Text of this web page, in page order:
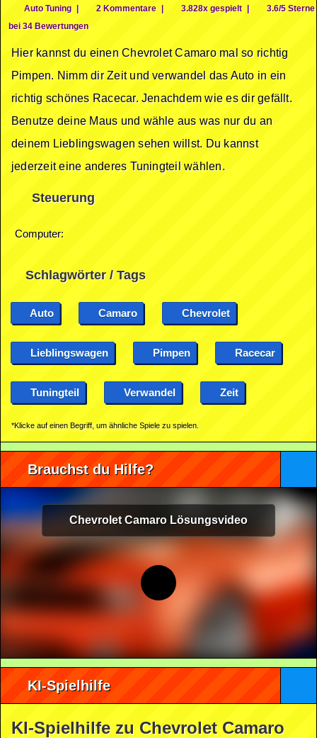
Auto Tuning | 2 Kommentare | 3.828x gespielt |
3.6/5 Sterne
bei 34 Bewertungen
Hier kannst du einen Chevrolet Camaro mal so richtig
Pimpen. Nimm dir Zeit und verwandel das Auto in ein
richtig schönes Racecar. Jenachdem wie es dir gefällt.
Benutze deine Maus und wähle aus was nur du an
deinem Lieblingswagen sehen willst. Du kannst
jederzeit eine anderes Tuningteil wählen.
Steuerung
Computer:
Schlagwörter / Tags
Auto Camaro Chevrolet
Lieblingswagen Pimpen Racecar
Tuningteil Verwandel Zeit
*Klicke auf einen Begriff, um ähnliche Spiele zu spielen.
Brauchst du Hilfe?
Chevrolet Camaro Lösungsvideo
KI-Spielhilfe
KI-Spielhilfe zu Chevrolet Camaro